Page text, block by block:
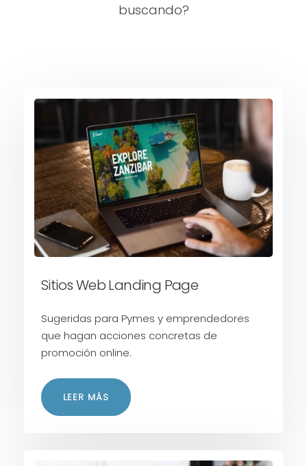
buscando?
Sitios Web Landing Page
Sugeridas para Pymes y emprendedores
que hagan acciones concretas de
promoción online.
LEER MÁS